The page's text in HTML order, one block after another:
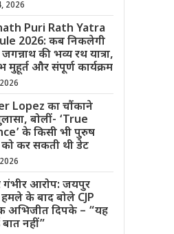
2026
Puri Rath Yatra
2026: कब निकलेगी
की भव्य रथ यात्रा,
और संपूर्ण कार्यक्रम
Lopez का चौंकाने
बोलीं- ‘True
के किसी भी पुरुष
को कर सकती थी डेट
गंभीर आरोप: जयपुर
हमले के बाद बोले CJP
अभिजीत दिपके – “यह
नहीं”